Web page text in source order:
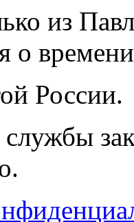
из
о
России.